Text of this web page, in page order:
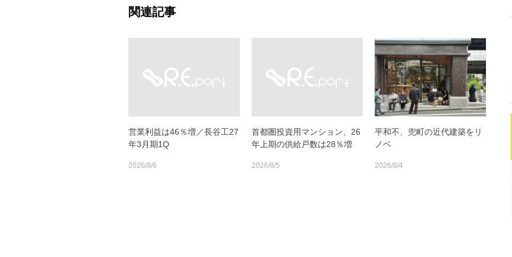
関連記事
営業利益は46％増／長谷工27
年3月期1Q
2026/8/6
首都圏投資用マンション、26
年上期の供給戸数は28％増
2026/8/5
平和不、兜町の近代建築をリ
ノベ
2026/8/4